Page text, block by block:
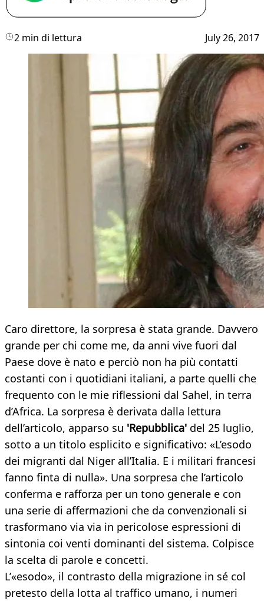
2 min di lettura July 26, 2017
Caro direttore, la sorpresa è stata grande. Davvero
grande per chi come me, da anni vive fuori dal
Paese dove è nato e perciò non ha più contatti
costanti con i quotidiani italiani, a parte quelli che
frequento con le mie riflessioni dal Sahel, in terra
d’Africa. La sorpresa è derivata dalla lettura
dell’articolo, apparso su 'Repubblica' del 25 luglio,
sotto a un titolo esplicito e significativo: «L’esodo
dei migranti dal Niger all’Italia. E i militari francesi
fanno finta di nulla». Una sorpresa che l’articolo
conferma e rafforza per un tono generale e con
una serie di affermazioni che da convenzionali si
trasformano via via in pericolose espressioni di
sintonia coi venti dominanti del sistema. Colpisce
la scelta di parole e concetti.
L’«esodo», il contrasto della migrazione in sé col
pretesto della lotta al traffico umano, i numeri